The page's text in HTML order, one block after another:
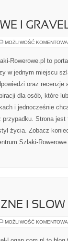
I
MOŻLIWOŚĆ
Rowerowe.pl to
w jednym miejscu
oraz recenzje
dla osób, które
i jednocześnie
przypadku. Strona
życia. Zobacz
Szlaki-
I
MOŻLIWOŚĆ